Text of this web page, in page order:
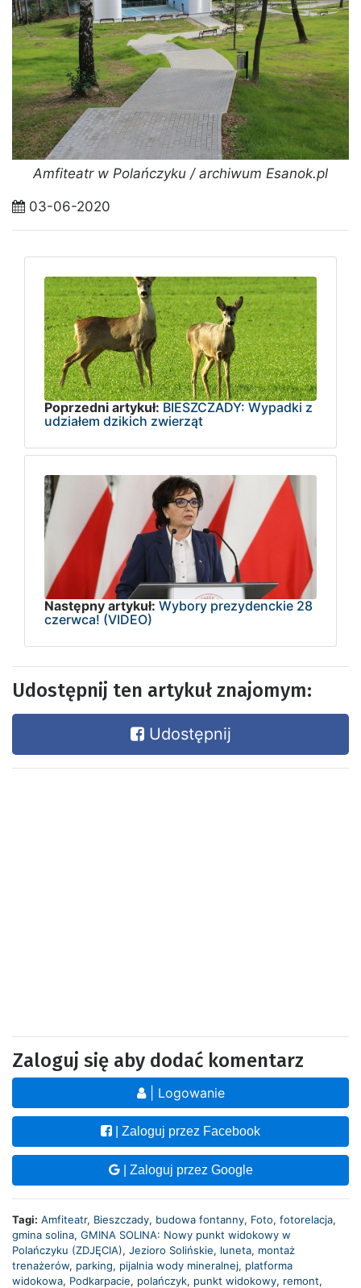
Amfiteatr w Polańczyku / archiwum Esanok.pl
03-06-2020
Poprzedni artykuł: BIESZCZADY: Wypadki z
udziałem dzikich zwierząt
Następny artykuł: Wybory prezydenckie 28
czerwca! (VIDEO)
Udostępnij ten artykuł znajomym:
Udostępnij
Zaloguj się aby dodać komentarz
| Logowanie
| Zaloguj przez Facebook
| Zaloguj przez Google
Tagi: Amfiteatr, Bieszczady, budowa fontanny, Foto, fotorelacja,
gmina solina, GMINA SOLINA: Nowy punkt widokowy w
Polańczyku (ZDJĘCIA), Jezioro Solińskie, luneta, montaż
trenażerów, parking, pijalnia wody mineralnej, platforma
widokowa, Podkarpacie, polańczyk, punkt widokowy, remont,